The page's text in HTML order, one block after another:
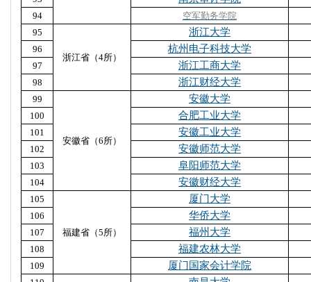
94
空军勤务学院
95
浙江省（4所）
浙江大学
96 杭州电子科技大学
97 浙江工商大学
98 浙江财经大学
99
安徽省（6所）
安徽大学
100 合肥工业大学
101 安徽工业大学
102 安徽师范大学
103 阜阳师范大学
104 安徽财经大学
105
福建省（5所）
厦门大学
106 华侨大学
107 福州大学
108 福建农林大学
109 厦门国家会计学院